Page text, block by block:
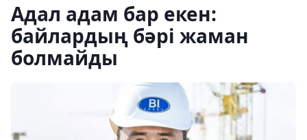
Адал адам бар екен:
байлардың бәрі жаман
болмайды